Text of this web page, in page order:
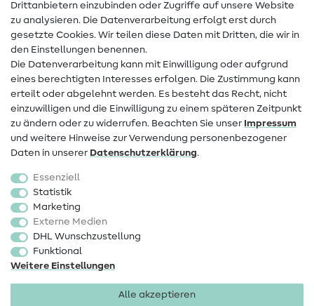
Kontakt
Infos zum Betreiberwechsel
Widerrufsrecht
Beliebt
Stoffe
Sale
Schnittmuster
Drittanbietern einzubinden oder Zugriffe auf unsere Website
zu analysieren. Die Datenverarbeitung erfolgt erst durch
gesetzte Cookies. Wir teilen diese Daten mit Dritten, die wir in
den Einstellungen benennen.
Die Datenverarbeitung kann mit Einwilligung oder aufgrund
eines berechtigten Interesses erfolgen. Die Zustimmung kann
erteilt oder abgelehnt werden. Es besteht das Recht, nicht
einzuwilligen und die Einwilligung zu einem späteren Zeitpunkt
zu ändern oder zu widerrufen. Beachten Sie unser Impressum
und weitere Hinweise zur Verwendung personenbezogener
Daten in unserer Daten­schutz­erklärung.
Essenziell
Statistik
Marketing
Externe Medien
DHL Wunschzustellung
Funktional
Weitere Einstellungen
Alle akzeptieren